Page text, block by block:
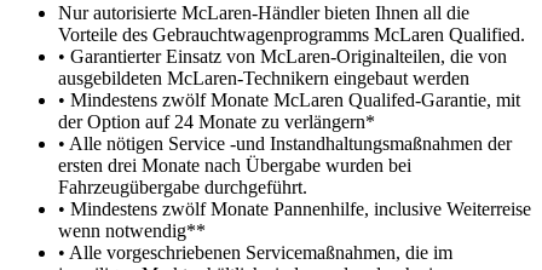
Nur autorisierte McLaren-Händler bieten Ihnen all die
Vorteile des Gebrauchtwagenprogramms McLaren Qualified.
• Garantierter Einsatz von McLaren-Originalteilen, die von
ausgebildeten McLaren-Technikern eingebaut werden
• Mindestens zwölf Monate McLaren Qualifed-Garantie, mit
der Option auf 24 Monate zu verlängern*
• Alle nötigen Service -und Instandhaltungsmaßnahmen der
ersten drei Monate nach Übergabe wurden bei
Fahrzeugübergabe durchgeführt.
• Mindestens zwölf Monate Pannenhilfe, inclusive Weiterreise
wenn notwendig**
• Alle vorgeschriebenen Servicemaßnahmen, die im